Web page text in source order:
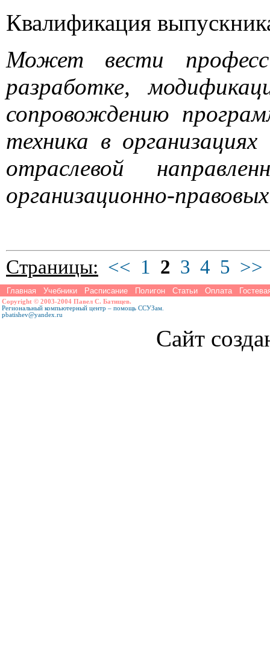
Квалификация
Может вести
разработке,
сопровождению
техника в
отраслевой
организационно-
Страницы: << 1 2 3 4 5 >>
Главная Учебники Расписание Полигон Статьи Оплата
Copyright © 2003-2004 Павел С. Батищев.
Региональный компьютерный центр – помощь ССУЗам.
pbatishev@yandex.ru
Сайт